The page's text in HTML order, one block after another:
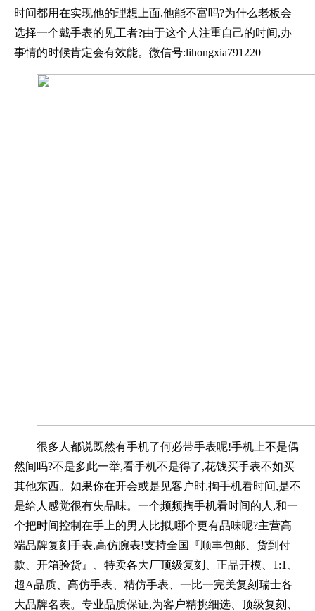
时间都用在实现他的理想上面,他能不富吗?为什么老板会
选择一个戴手表的见工者?由于这个人注重自己的时间,办
事情的时候肯定会有效能。微信号:lihongxia791220
很多人都说既然有手机了何必带手表呢!手机上不是偶
然间吗?不是多此一举,看手机不是得了,花钱买手表不如买
其他东西。如果你在开会或是见客户时,掏手机看时间,是不
是给人感觉很有失品味。一个频频掏手机看时间的人,和一
个把时间控制在手上的男人比拟,哪个更有品味呢?主营高
端品牌复刻手表,高仿腕表!支持全国『顺丰包邮、货到付
款、开箱验货』、特卖各大厂顶级复刻、正品开模、1:1、
超A品质、高仿手表、精仿手表、一比一完美复刻瑞士各
大品牌名表。专业品质保证,为客户精挑细选、顶级复刻、